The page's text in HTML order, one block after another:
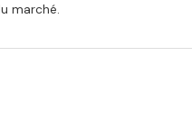
marché.